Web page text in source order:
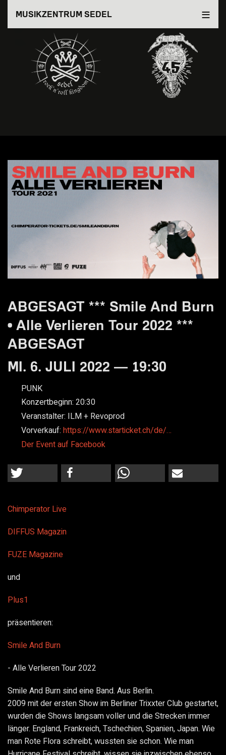
Inhalt
MUSIKZENTRUM SEDEL
ABGESAGT *** Smile And Burn
• Alle Verlieren Tour 2022 ***
ABGESAGT
MI. 6. JULI 2022 — 19:30
PUNK
Konzertbeginn: 20:30
Veranstalter: ILM + Revoprod
Vorverkauf: https://www.starticket.ch/de/…
Der Event auf Facebook
Chimperator Live
DIFFUS Magazin
FUZE Magazine
und
Plus1
präsentieren:
Smile And Burn
- Alle Verlieren Tour 2022
Smile And Burn sind eine Band. Aus Berlin.
2009 mit der ersten Show im Berliner Trixxter Club gestartet,
wurden die Shows langsam voller und die Strecken immer
länger. England, Frankreich, Tschechien, Spanien, Japan. Wie
man Rote Flora schreibt, wussten sie schon. Wie man